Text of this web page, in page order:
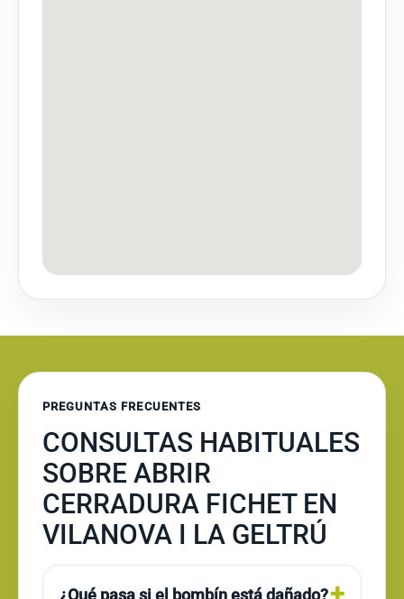
PREGUNTAS FRECUENTES
CONSULTAS HABITUALES
SOBRE ABRIR
CERRADURA FICHET EN
VILANOVA I LA GELTRÚ
¿Qué pasa si el bombín está dañado?